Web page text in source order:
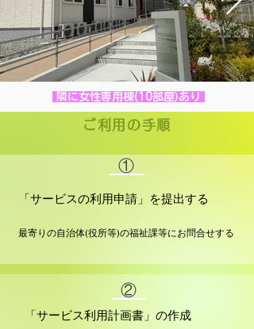
隣に女性専用棟(10部屋)あり
ご利用の手順
①
「サービスの利用申請」を提出する
最寄りの自治体(役所等)の福祉課等にお問合せする
②
「サービス利用計画書」の作成